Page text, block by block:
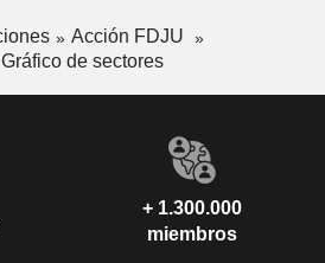
Acción FDJU
Gráfico de sectores
+ 1.300.000
miembros